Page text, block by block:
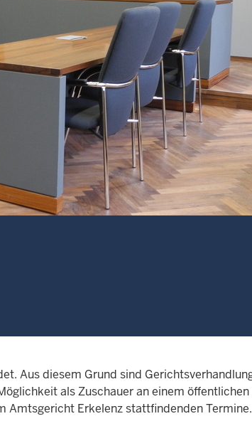
Aus diesem Grund sind
als Zuschauer an einem
Amtsgericht Erkelenz stattfindenden Termine.